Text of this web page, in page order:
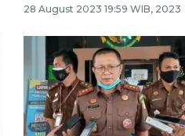
28 August 2023 19:59 WIB, 2023